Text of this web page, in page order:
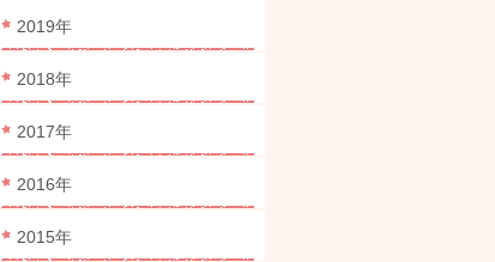
2019年
2018年
2017年
2016年
2015年